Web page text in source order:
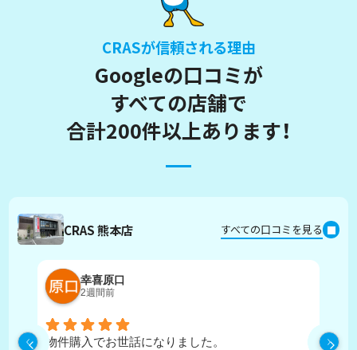
CRASが信頼される理由
Googleの口コミが
すべての店舗で
合計200件以上あります！
CRAS 熊本店 すべての口コミを見る
幸喜原口
2週間前
物件購入でお世話になりました。